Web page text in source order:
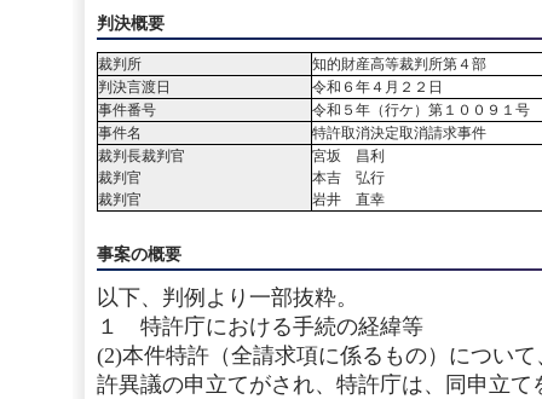
判決概要
裁判所
知的財産高等裁判所第４部
判決言渡日
令和６年４月２２日
事件番号
令和５年（行ケ）第１００９１号
事件名
特許取消決定取消請求事件
裁判長裁判官
裁判官
裁判官
宮坂 昌利
本吉 弘行
岩井 直幸
事案の概要
以下、判例より一部抜粋。
１ 特許庁における手続の経緯等
(2)本件特許（全請求項に係るもの）につい
許異議の申立てがされ、特許庁は、同申立